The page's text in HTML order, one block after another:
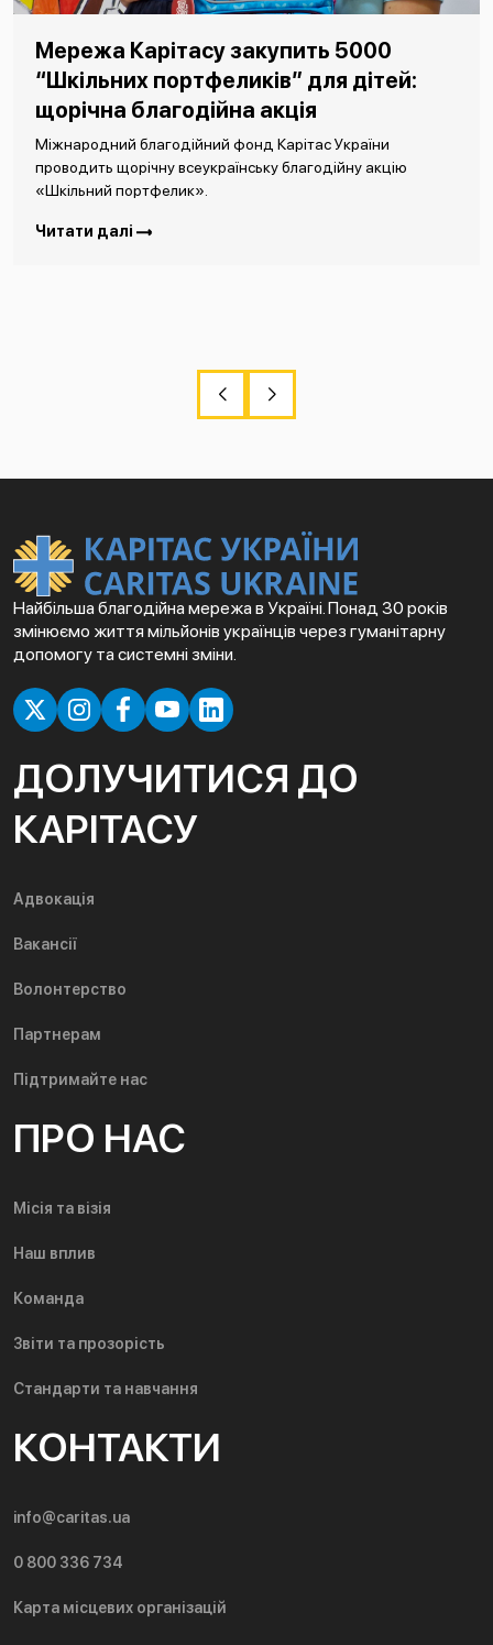
Мережа Карітасу закупить 5000
“Шкільних портфеликів” для дітей:
щорічна благодійна акція
Міжнародний благодійний фонд Карітас України
проводить щорічну всеукраїнську благодійну акцію
«Шкільний портфелик».
Читати далі
Найбільша благодійна мережа в Україні. Понад 30 років
змінюємо життя мільйонів українців через гуманітарну
допомогу та системні зміни.
ДОЛУЧИТИСЯ ДО
КАРІТАСУ
Адвокація
Вакансії
Волонтерство
Партнерам
Підтримайте нас
ПРО НАС
Місія та візія
Наш вплив
Команда
Звіти та прозорість
Стандарти та навчання
КОНТАКТИ
info@caritas.ua
0 800 336 734
Карта місцевих організацій